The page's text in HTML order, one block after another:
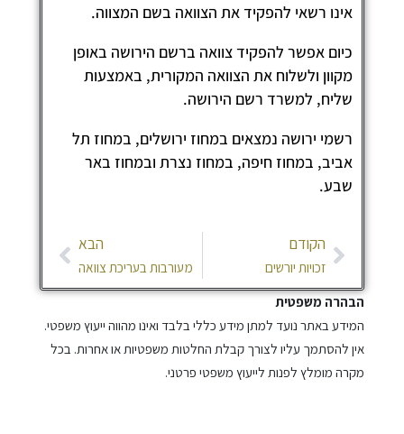
רשאי להפקיד את הצוואה בשם המצווה.
אפשר להפקיד צוואה ברשם הירושה באופן
ולשלוח את הצוואה המקורית, באמצעות
למשרד רשם הירושה.
ירושה נמצאים במחוז ירושלים, במחוז תל
במחוז חיפה, במחוז נצרת ובמחוז באר
זכויות יורשים מעורבות בעריכת צוואה
הבא
משפטית
באתר נועד למתן מידע כללי בלבד ואינו מהווה ייעוץ משפטי.
להסתמך עליו לצורך קבלת החלטות משפטיות או אחרות. בכל
מומלץ לפנות לייעוץ משפטי פרטני.